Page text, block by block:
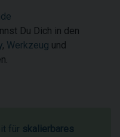
Du Dich in den
, Werkzeug und
für skalierbares